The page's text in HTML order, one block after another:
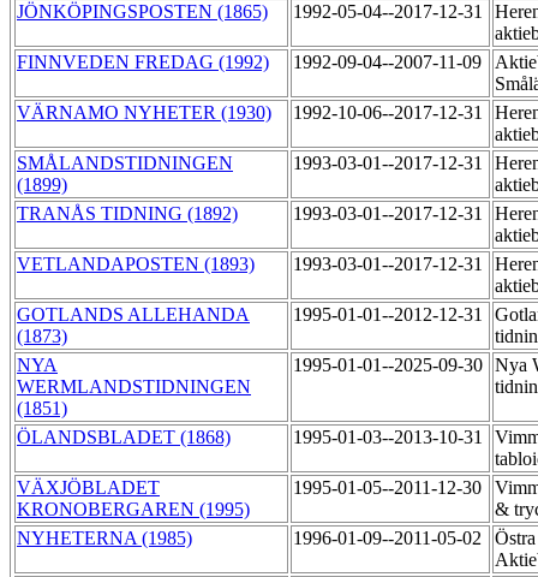
JÖNKÖPINGSPOSTEN (1865)
1992-05-04--2017-12-31
FINNVEDEN FREDAG (1992)
1992-09-04--2007-11-09
VÄRNAMO NYHETER (1930)
1992-10-06--2017-12-31
SMÅLANDSTIDNINGEN
(1899)
1993-03-01--2017-12-31
TRANÅS TIDNING (1892)
1993-03-01--2017-12-31
VETLANDAPOSTEN (1893)
1993-03-01--2017-12-31
GOTLANDS ALLEHANDA
(1873)
1995-01-01--2012-12-31
NYA
WERMLANDSTIDNINGEN
(1851)
1995-01-01--2025-09-30 Nya
ÖLANDSBLADET (1868) 1995-01-03--2013-10-31
VÄXJÖBLADET
KRONOBERGAREN (1995)
1995-01-05--2011-12-30
&
NYHETERNA (1985)
1996-01-09--2011-05-02